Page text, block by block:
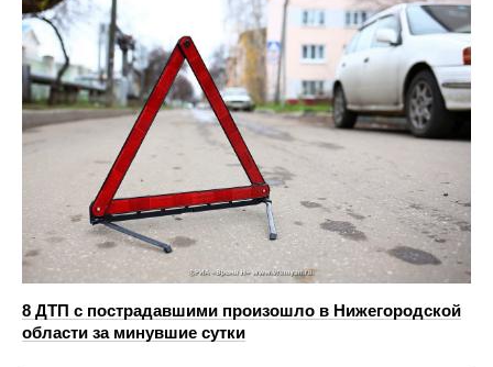
8 ДТП с пострадавшими произошло в Нижегородской
области за минувшие сутки